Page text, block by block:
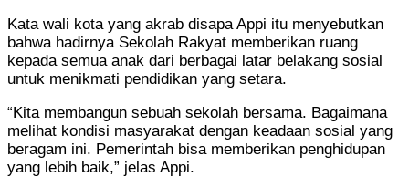
Kata wali kota yang akrab disapa Appi itu menyebutkan
bahwa hadirnya Sekolah Rakyat memberikan ruang
kepada semua anak dari berbagai latar belakang sosial
untuk menikmati pendidikan yang setara.
“Kita membangun sebuah sekolah bersama. Bagaimana
melihat kondisi masyarakat dengan keadaan sosial yang
beragam ini. Pemerintah bisa memberikan penghidupan
yang lebih baik,” jelas Appi.